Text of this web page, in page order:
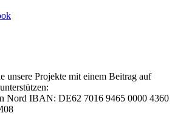
unsere Projekte mit einem Beitrag auf
Nord IBAN: DE62 7016 9465 0000 4360